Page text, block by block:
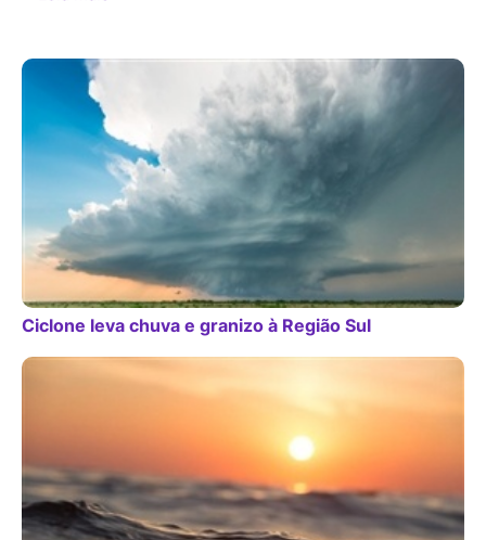
Ciclone leva chuva e granizo à Região Sul